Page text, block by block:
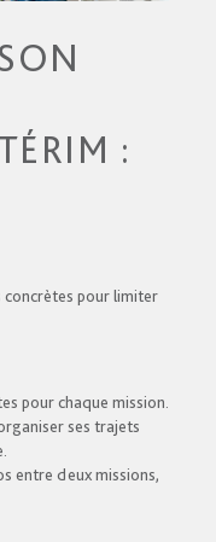
:
concrètes pour limiter
pour chaque mission.
ses trajets
entre deux missions,